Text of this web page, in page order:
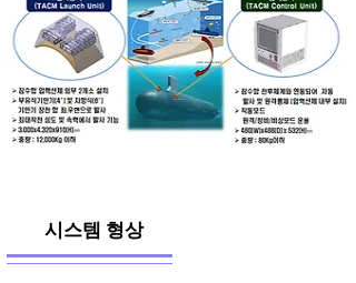
시스템 형상